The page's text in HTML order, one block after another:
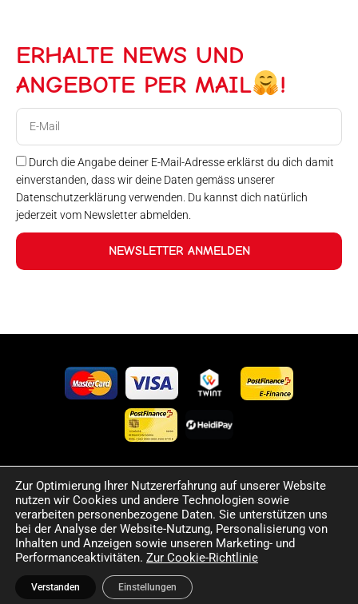
ERHALTE NEWS UND
ANGEBOTE PER MAIL
!
Durch die Angabe deiner E-Mail-Adresse erklärst du dich damit
einverstanden, dass wir deine Daten gemäss unserer
Datenschutzerklärung verwenden. Du kannst dich natürlich
jederzeit vom Newsletter abmelden.
NEWSLETTER ANMELDEN
©2024 Happy Sport. Alle auf dieser Website angegebenen
Preise und Informationen sind unverbindlich und können
Fehler sowie Irrtümer enthalten. Wir behalten uns das Recht
vor, jederzeit Änderungen vorzunehmen. Für die Richtigkeit
und Aktualität der bereitgestellten Informationen
übernehmen wir keine Haftung.
Zur Optimierung Ihrer Nutzererfahrung auf unserer Website
nutzen wir Cookies und andere Technologien sowie
verarbeiten personenbezogene Daten. Sie unterstützen uns
bei der Analyse der Website-Nutzung, Personalisierung von
Inhalten und Anzeigen sowie unseren Marketing- und
Performanceaktivitäten. Zur Cookie-Richtlinie
Verstanden Einstellungen